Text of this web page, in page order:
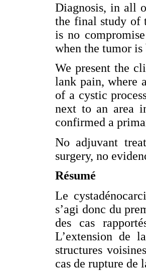
Diagnosis, in all
the final study of
is no
when the tumor
We present the
lank pain, where
of a cystic
next to an area
confirmed a
No adjuvant
surgery, no
Résumé
Le
s’agi donc du
des cas
L’extension de
structures
cas de rupture de